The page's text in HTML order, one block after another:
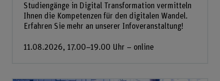
Studiengänge in Digital Transformation vermitteln
Ihnen die Kompetenzen für den digitalen Wandel.
Erfahren Sie mehr an unserer Infoveranstaltung!
11.08.2026, 17.00–19.00 Uhr – online